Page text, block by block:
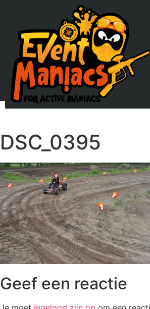
DSC_0395
Geef een reactie